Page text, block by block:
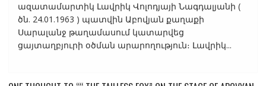
ազատամարտիկ Լավրիկ Վոլոդյայի Նագդալյանի (
ծն. 24.01.1963 ) պատվին Աբովյան քաղաքի
Սարալանջ թաղամասում կատարվեց
ցայտաղբյուրի օծման արարողություն։ Լավրիկ...